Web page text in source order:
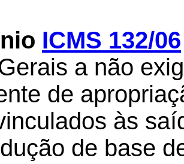
ICMS 132/06
a não
de
às
de base